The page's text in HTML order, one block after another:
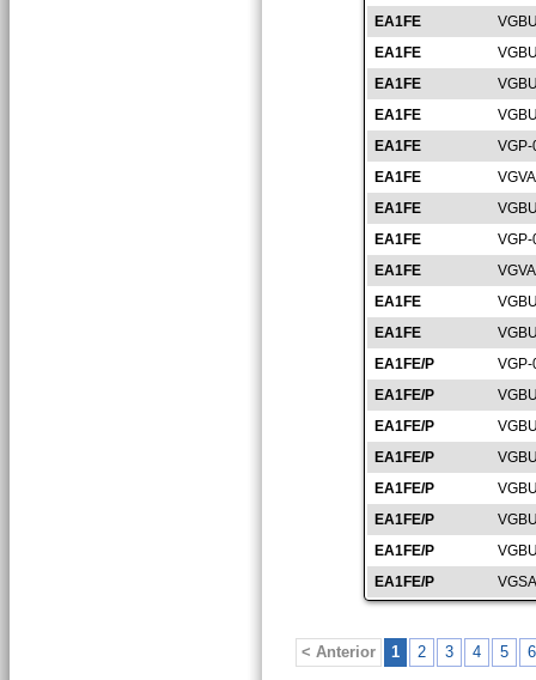
EA1FE
EA1FE
EA1FE
EA1FE
EA1FE
EA1FE
EA1FE
EA1FE
EA1FE
EA1FE
EA1FE
EA1FE/P
VGP-
EA1FE/P
EA1FE/P
EA1FE/P
EA1FE/P
EA1FE/P
EA1FE/P
EA1FE/P
< Anterior 1 2 3 4 5 6